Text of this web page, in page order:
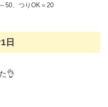
50、つりOK＝20
日
👌